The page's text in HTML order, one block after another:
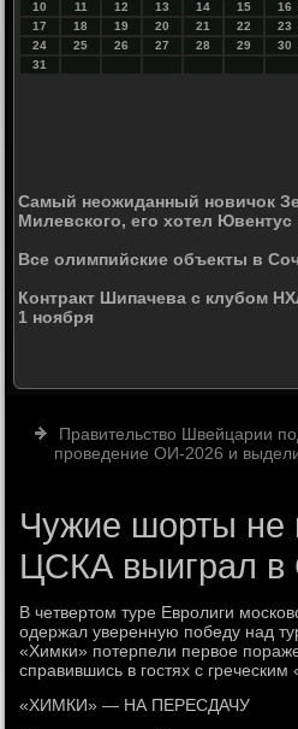
10
11 12 13 14 15
16
17
18 19 20 21 22
23
24
25 26 27 28 29
30
31
Самый неожиданный новичок
Милевского, его хотел Ювентус
Все олимпийские объекты в
Контракт Шипачева с клубом
1 ноября
Правительство Швейцарии
проведение ОИ-2026 и
Чужие шорты не
ЦСКА выиграл в
В четвертом туре Евролиги
одержал уверенную победу над
«Химки» потерпели первое
справившись в гостях с
«ХИМКИ» — НА ПЕРЕСДАЧУ